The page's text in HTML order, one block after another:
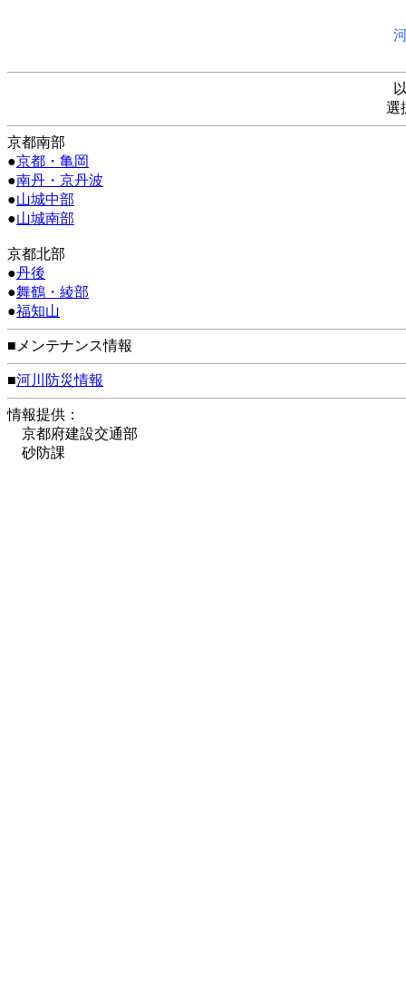
選
京都南部
●京都・亀岡
●南丹・京丹波
●山城中部
●山城南部
京都北部
●丹後
●舞鶴・綾部
●福知山
■メンテナンス情報
■河川防災情報
情報提供：
京都府建設交通部
砂防課